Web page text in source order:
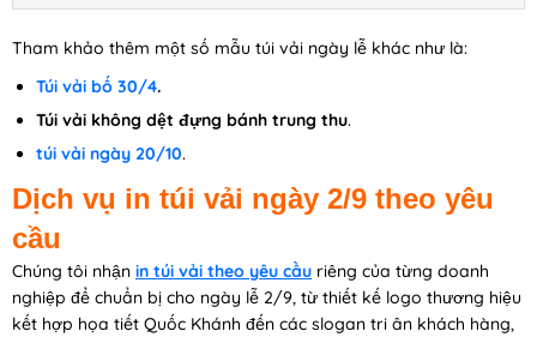
Tham khảo thêm một số mẫu túi vải ngày lễ khác như là:
Túi vải bố 30/4.
Túi vải không dệt đựng bánh trung thu.
túi vải ngày 20/10.
Dịch vụ in túi vải ngày 2/9 theo yêu
cầu
Chúng tôi nhận in túi vải theo yêu cầu riêng của từng doanh
nghiệp để chuẩn bị cho ngày lễ 2/9, từ thiết kế logo thương hiệu
kết hợp họa tiết Quốc Khánh đến các slogan tri ân khách hàng,